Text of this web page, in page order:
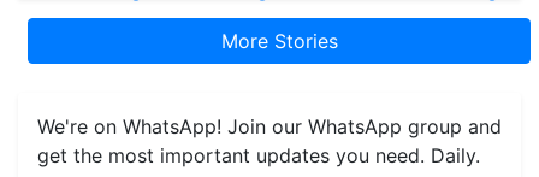
More Stories
We're on WhatsApp! Join our WhatsApp group and
get the most important updates you need. Daily.